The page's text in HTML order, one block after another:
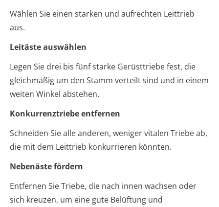
Wählen Sie einen starken und aufrechten Leittrieb
aus.
Leitäste auswählen
Legen Sie drei bis fünf starke Gerüsttriebe fest, die
gleichmäßig um den Stamm verteilt sind und in einem
weiten Winkel abstehen.
Konkurrenztriebe entfernen
Schneiden Sie alle anderen, weniger vitalen Triebe ab,
die mit dem Leittrieb konkurrieren könnten.
Nebenäste fördern
Entfernen Sie Triebe, die nach innen wachsen oder
sich kreuzen, um eine gute Belüftung und